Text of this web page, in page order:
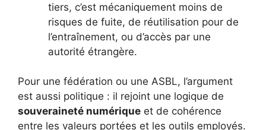
tiers, c’est mécaniquement moins de
risques de fuite, de réutilisation pour de
l’entraînement, ou d’accès par une
autorité étrangère.
Pour une fédération ou une ASBL, l’argument
est aussi politique : il rejoint une logique de
souveraineté numérique et de cohérence
entre les valeurs portées et les outils employés.